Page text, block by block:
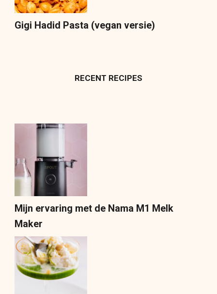
Gigi Hadid Pasta (vegan versie)
RECENT RECIPES
Mijn ervaring met de Nama M1 Melk
Maker